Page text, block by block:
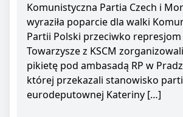
Komunistyczna Partia Czech i
wyraziła poparcie dla walki
Partii Polski przeciwko
Towarzysze z KSCM
pikietę pod ambasadą RP w
której przekazali stanowisko
eurodeputownej Kateriny […]